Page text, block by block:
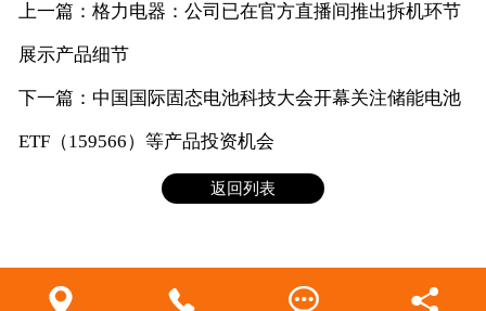
上一篇：格力电器：公司已在官方直播间推出拆机环节
展示产品细节
下一篇：中国国际固态电池科技大会开幕关注储能电池
ETF（159566）等产品投资机会
返回列表
   